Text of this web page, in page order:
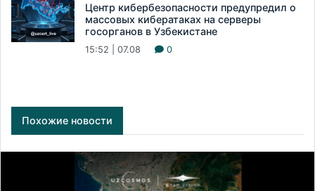
Центр кибербезопасности предупредил о
массовых кибератаках на серверы
госорганов в Узбекистане
15:52 | 07.08 0
Похожие новости